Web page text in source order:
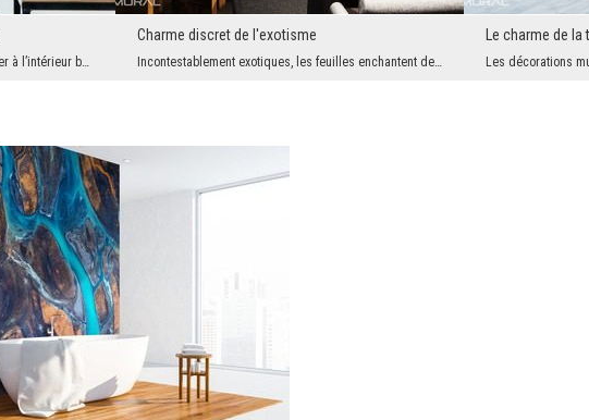
Les couleurs pastel ont le don d’apporter à l’intérieur beaucoup de charme et de confort. C'est p...
Charme discret de l'exotisme
Incontestablement exotiques, les feuilles enchantent de vert - peut-on imaginer une décoration mu...
Le charme de la